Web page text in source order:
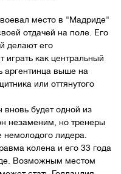
место в "Мадриде"
отдачей на поле. Его
делают его
как центральный
аргентинца выше на
или оттянутого
вновь будет одной из
незаменим, но тренеры
немолодого лидера.
колена и его 33 года
Возможным местом